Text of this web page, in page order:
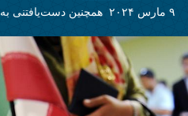
۹ مارس ۲۰۲۴ همچنین دست‌یافتنی به